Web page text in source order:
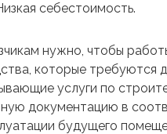
себестоимость.
нужно, чтобы
которые требуются
услуги по
документацию в
будущего